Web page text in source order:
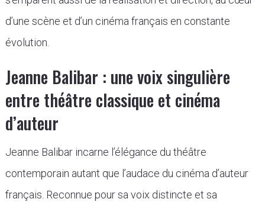
d’une scène et d’un cinéma français en constante
évolution.
Jeanne Balibar : une voix singulière
entre théâtre classique et cinéma
d’auteur
Jeanne Balibar incarne l’élégance du théâtre
contemporain autant que l’audace du cinéma d’auteur
français. Reconnue pour sa voix distincte et sa